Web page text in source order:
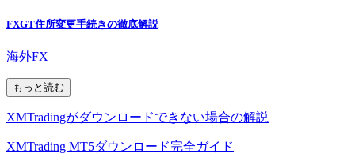
FXGT住所変更手続きの徹底解説
海外FX
もっと読む
XMTradingがダウンロードできない場合の解説
XMTrading MT5ダウンロード完全ガイド